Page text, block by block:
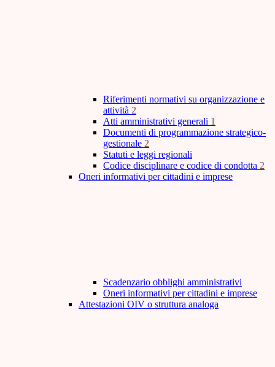
Riferimenti normativi su organizzazione e
attività 2
Atti amministrativi generali 1
Documenti di programmazione strategico-
gestionale 2
Statuti e leggi regionali
Codice disciplinare e codice di condotta 2
Oneri informativi per cittadini e imprese
Scadenzario obblighi amministrativi
Oneri informativi per cittadini e imprese
Attestazioni OIV o struttura analoga